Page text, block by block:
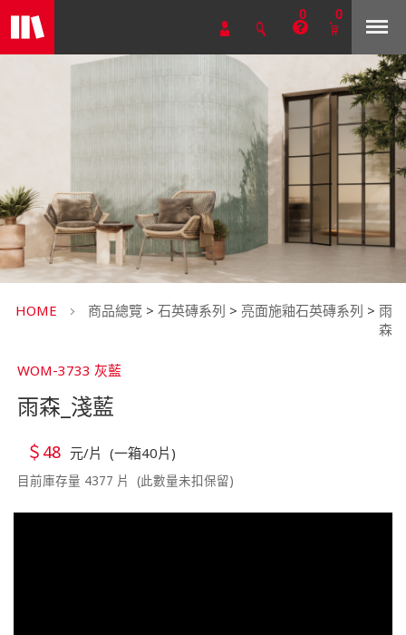
0 0
HOME 商品總覽 > 石英磚系列 > 亮面施釉石英磚系列 > 雨
森
WOM-3733 灰藍
雨森_淺藍
＄48 元/片 (一箱40片)
目前庫存量 4377 片 (此數量未扣保留)